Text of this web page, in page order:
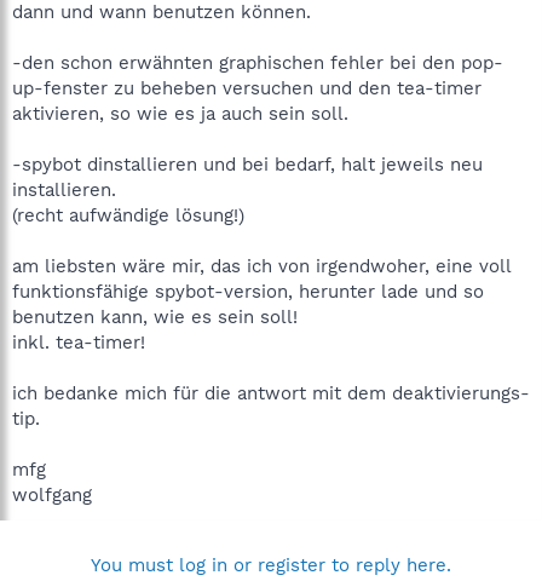
dann und wann benutzen können.
-den schon erwähnten graphischen fehler bei den pop-
up-fenster zu beheben versuchen und den tea-timer
aktivieren, so wie es ja auch sein soll.
-spybot dinstallieren und bei bedarf, halt jeweils neu
installieren.
(recht aufwändige lösung!)
am liebsten wäre mir, das ich von irgendwoher, eine voll
funktionsfähige spybot-version, herunter lade und so
benutzen kann, wie es sein soll!
inkl. tea-timer!
ich bedanke mich für die antwort mit dem deaktivierungs-
tip.
mfg
wolfgang
You must log in or register to reply here.